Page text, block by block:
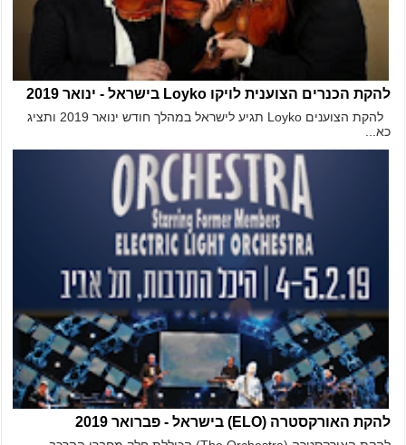
להקת הכנרים הצוענית לויקו Loyko בישראל - ינואר 2019
להקת הצוענים Loyko תגיע לישראל במהלך חודש ינואר 2019 ותציג
כא...
להקת האורקסטרה (ELO) בישראל - פברואר 2019